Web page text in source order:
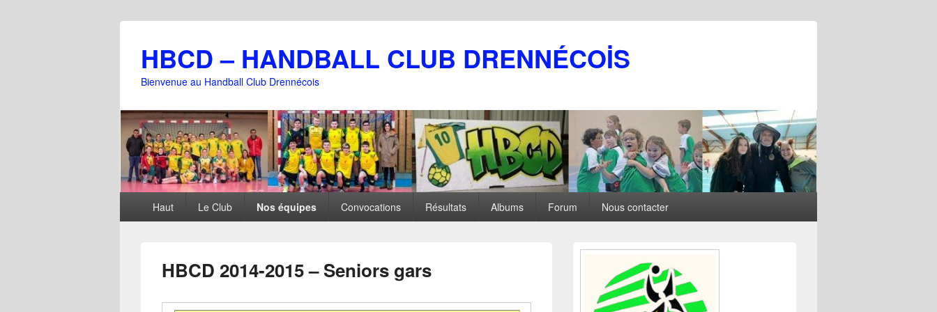
HBCD – HANDBALL CLUB DRENNÉCOİS
Bienvenue au Handball Club Drennécois
principalHaut Le Club Nos équipes Convocations Résultats Albums Forum Nous contacter
HBCD 2014-2015 – Seniors gars
Zone